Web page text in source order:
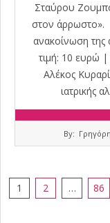
Σταύρου
στον άρρωστο».
ανακοίνωση της
τιμή: 10 ευρώ
Αλέκος
ιατρικής
By:
Σελιδοποίηση
1 2 … 86